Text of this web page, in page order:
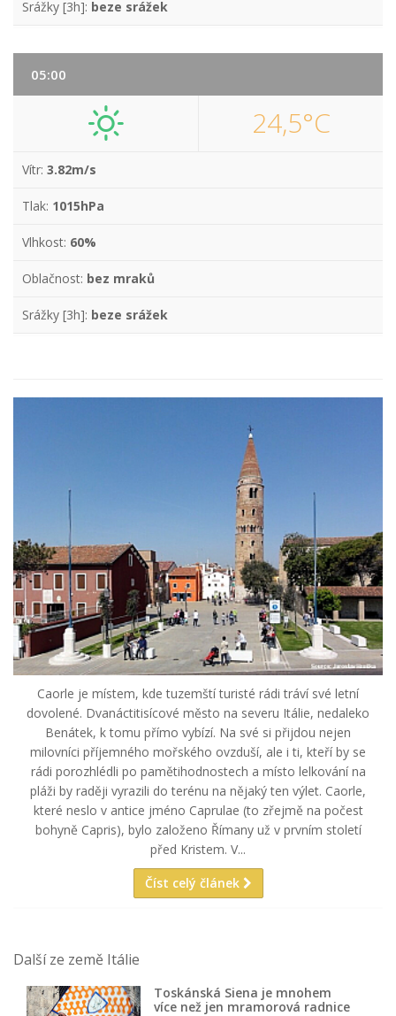
Srážky [3h]: beze srážek
05:00
24,5°C
Vítr: 3.82m/s
Tlak: 1015hPa
Vlhkost: 60%
Oblačnost: bez mraků
Srážky [3h]: beze srážek
Caorle je místem, kde tuzemští turisté rádi tráví své letní
dovolené. Dvanáctitisícové město na severu Itálie, nedaleko
Benátek, k tomu přímo vybízí. Na své si přijdou nejen
milovníci příjemného mořského ovzduší, ale i ti, kteří by se
rádi porozhlédli po pamětihodnostech a místo lelkování na
pláži by raději vyrazili do terénu na nějaký ten výlet. Caorle,
které neslo v antice jméno Caprulae (to zřejmě na počest
bohyně Capris), bylo založeno Římany už v prvním století
před Kristem. V...
Číst celý článek
Další ze země Itálie
Toskánská Siena je mnohem
více než jen mramorová radnice